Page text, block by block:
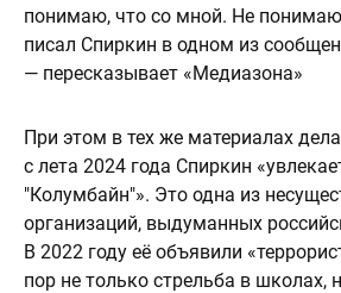
понимаю, что со мной. Не
писал Спиркин в одном из
— пересказывает «Медиазона»
При этом в тех же материалах
с лета 2024 года Спиркин
"Колумбайн"». Это одна из
организаций, выдуманных
В 2022 году её объявили
пор не только стрельба в школах,